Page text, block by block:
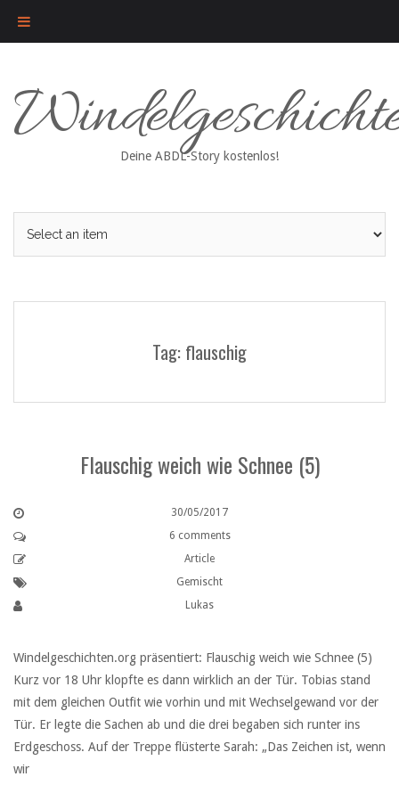
content
Deine ABDL-Story kostenlos!
Tag: flauschig
Flauschig weich wie Schnee (5)
30/05/2017
6 comments
Article
Gemischt
Lukas
Windelgeschichten.org präsentiert: Flauschig weich wie Schnee (5)
Kurz vor 18 Uhr klopfte es dann wirklich an der Tür. Tobias stand
mit dem gleichen Outfit wie vorhin und mit Wechselgewand vor der
Tür. Er legte die Sachen ab und die drei begaben sich runter ins
Erdgeschoss. Auf der Treppe flüsterte Sarah: „Das Zeichen ist, wenn
wir